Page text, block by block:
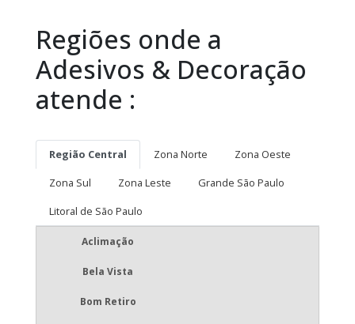
Regiões onde a
Adesivos & Decoração
atende :
Região Central Zona Norte
Zona Oeste
Zona Sul
Zona Leste
Grande São Paulo
Litoral de São Paulo
Aclimação
Bela Vista
Bom Retiro